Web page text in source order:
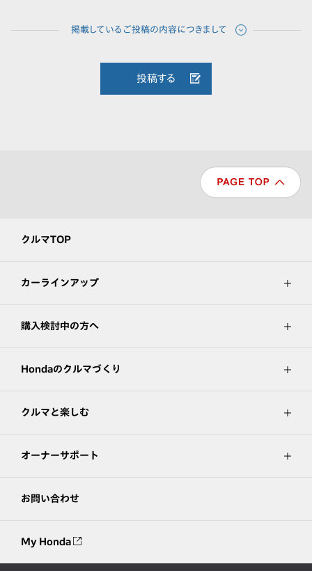
投稿する
クルマTOP
カーラインアップ
購入検討中の方へ
Hondaのクルマづくり
クルマと楽しむ
オーナーサポート
お問い合わせ
My Honda